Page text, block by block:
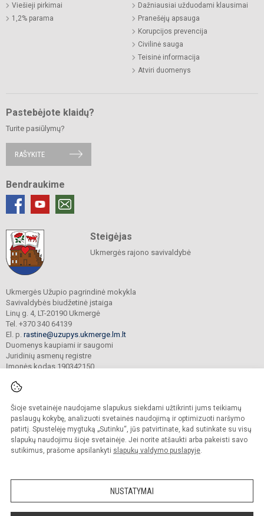
Šioje svetainėje naudojame slapukus siekdami užtikrinti jums teikiamų
paslaugų kokybę, analizuoti svetainės naudojimą ir optimizuoti naršymo
patirtį. Spustelėję mygtuką „Sutinku“, jūs patvirtinate, kad sutinkate su visų
slapukų naudojimu šioje svetainėje. Jei norite atšaukti arba pakeisti savo
sutikimus, prašome apsilankyti slapukų valdymo puslapyje.
NUSTATYMAI
Viešieji pirkimai
1,2% parama
Dažniausiai užduodami klausimai
Pranešėjų apsauga
Korupcijos prevencija
Civilinė sauga
Teisinė informacija
Atviri duomenys
Pastebėjote klaidų?
Turite pasiūlymų?
RAŠYKITE
Bendraukime
Steigėjas
Ukmergės rajono savivaldybė
Ukmergės Užupio pagrindinė mokykla
Savivaldybės biudžetinė įstaiga
Linų g. 4, LT-20190 Ukmergė
Tel. +370 340 64139
El. p. rastine@uzupys.ukmerge.lm.lt
Duomenys kaupiami ir saugomi
Juridinių asmenų registre
Įmonės kodas 190342150
© 2022. Ukmergės Užupio pagrindinė mokykla. Visos teisės saugomos.
Kopijuoti turinį be raštiško įstaigos administracijos sutikimo griežtai draudžiama.
Prieinamumo paraiška Slapukų valdymas
Sumanus būdas atnaujinti